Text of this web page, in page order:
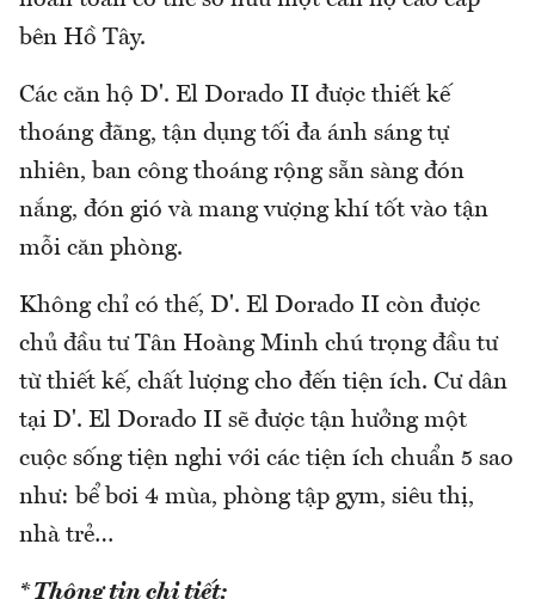
bên Hồ Tây.
Các căn hộ D'. El Dorado II được thiết kế
thoáng đãng, tận dụng tối đa ánh sáng tự
nhiên, ban công thoáng rộng sẵn sàng đón
nắng, đón gió và mang vượng khí tốt vào tận
mỗi căn phòng.
Không chỉ có thế, D'. El Dorado II còn được
chủ đầu tư Tân Hoàng Minh chú trọng đầu tư
từ thiết kế, chất lượng cho đến tiện ích. Cư dân
tại D'. El Dorado II sẽ được tận hưởng một
cuộc sống tiện nghi với các tiện ích chuẩn 5 sao
như: bể bơi 4 mùa, phòng tập gym, siêu thị,
nhà trẻ…
* Thông tin chi tiết: